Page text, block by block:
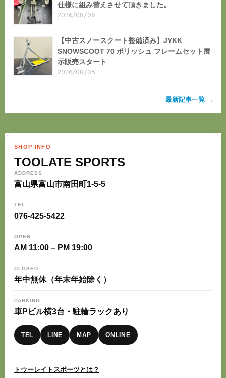
仕様に組み替えさせて頂きました。
2026/08/06
【中古スノースクート整備済み】JYKK
SNOWSCOOT 70 ポリッシュ フレームセット展
示販売スタート
2026/08/05
最新記事一覧 →
SHOP INFO
TOOLATE SPORTS
ADDRESS
富山県富山市南田町1-5-5
TEL
076-425-5422
OPEN
AM 11:00 – PM 19:00
CLOSED
年中無休（年末年始除く）
PARKING
車Pビル横3台・駐輪ラックあり
TEL LINE MAP ONLINE
トウーレイトスポーツとは？